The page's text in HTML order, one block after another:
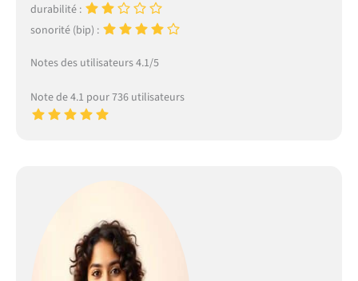
durabilité :
sonorité (bip) :
Notes des utilisateurs 4.1/5
Note de 4.1 pour 736 utilisateurs